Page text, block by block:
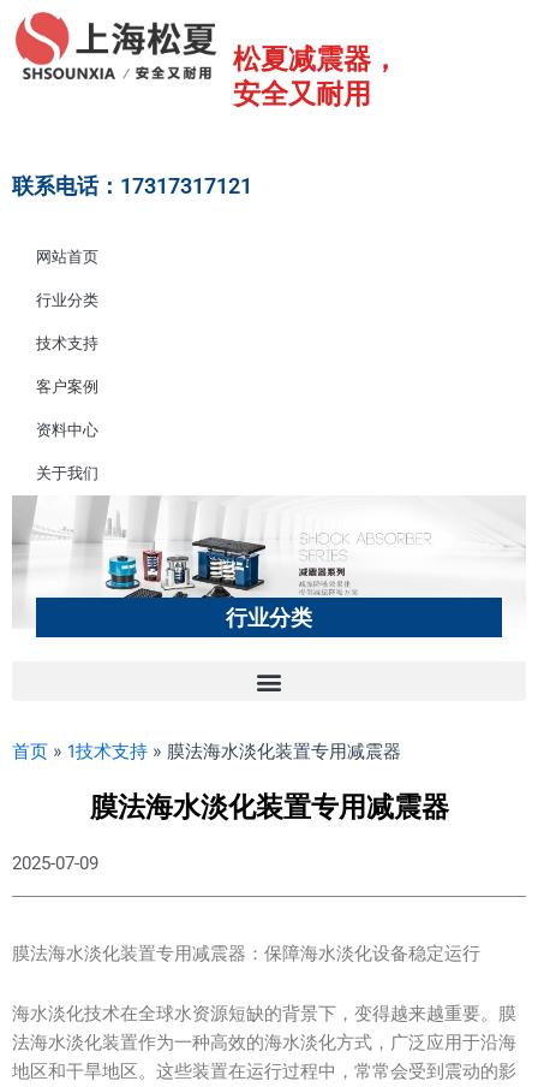
至
松夏减震器，
安全又耐用
联系电话：17317317121
网站首页
行业分类
技术支持
客户案例
资料中心
关于我们
行业分类
首页 » 1技术支持 » 膜法海水淡化装置专用减震器
膜法海水淡化装置专用减震器
2025-07-09
膜法海水淡化装置专用减震器：保障海水淡化设备稳定运行
海水淡化技术在全球水资源短缺的背景下，变得越来越重要。膜
法海水淡化装置作为一种高效的海水淡化方式，广泛应用于沿海
地区和干旱地区。这些装置在运行过程中，常常会受到震动的影